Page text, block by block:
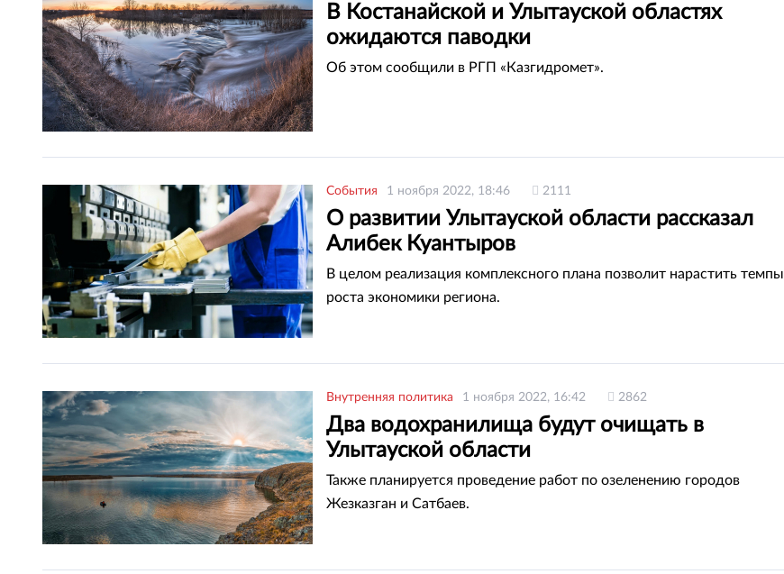
В Костанайской и Улытауской областях
ожидаются паводки
Об этом сообщили в РГП «Казгидромет».
События 1 ноября 2022, 18:46 2111
О развитии Улытауской области рассказал
Алибек Куантыров
В целом реализация комплексного плана позволит нарастить темпы
роста экономики региона.
Внутренняя политика 1 ноября 2022, 16:42 2862
Два водохранилища будут очищать в
Улытауской области
Также планируется проведение работ по озеленению городов
Жезказган и Сатбаев.